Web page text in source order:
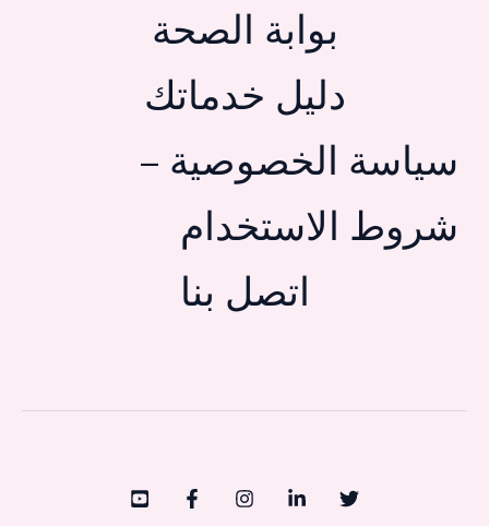
بوابة الصحة
دليل خدماتك
سياسة الخصوصية –
شروط الاستخدام
اتصل بنا